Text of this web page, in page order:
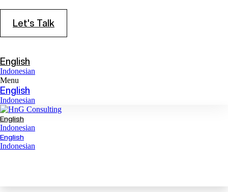
Let's Talk
English
Indonesian
Menu
English
Indonesian
English
Indonesian
English
Indonesian